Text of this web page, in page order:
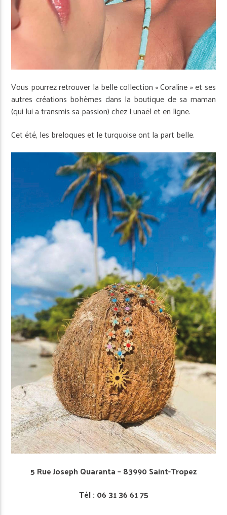
Vous pourrez retrouver la belle collection « Coraline » et ses
autres créations bohèmes dans la boutique de sa maman
(qui lui a transmis sa passion) chez Lunaël et en ligne.
Cet été, les breloques et le turquoise ont la part belle.
5 Rue Joseph Quaranta – 83990 Saint-Tropez
Tél : 06 31 36 61 75